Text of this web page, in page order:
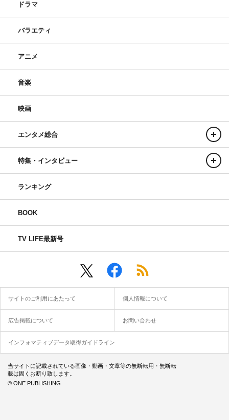
ドラマ
バラエティ
アニメ
音楽
映画
エンタメ総合
特集・インタビュー
ランキング
BOOK
TV LIFE最新号
サイトのご利用にあたって 個人情報について
広告掲載について お問い合わせ
インフォマティブデータ取得ガイドライン
当サイトに記載されている画像・動画・文章等の無断転用・無断転
載は固くお断り致します。
© ONE PUBLISHING